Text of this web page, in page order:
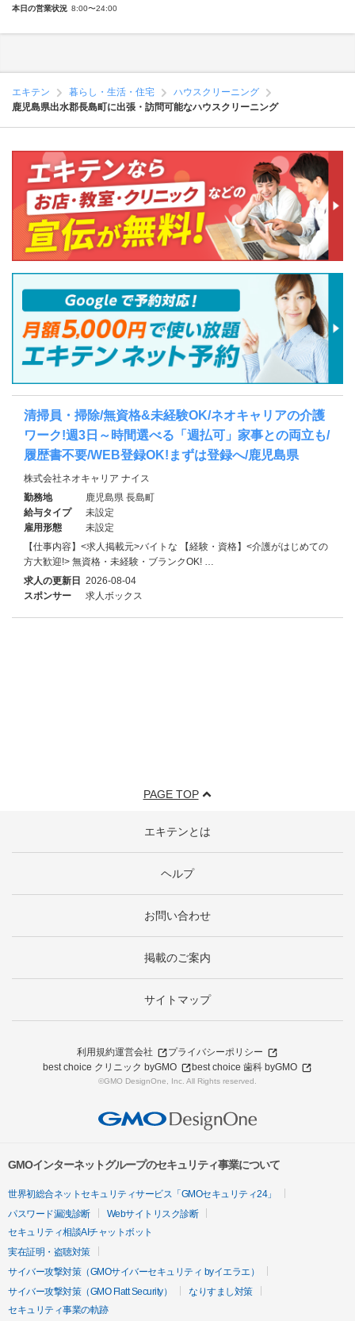
本日の営業状況 8:00〜24:00
エキテン 暮らし・生活・住宅
ハウスクリーニング
鹿児島県出水郡長島町に出張・訪問可能なハウスクリーニング
清掃員・掃除/無資格&未経験OK/ネオキャリアの介護
ワーク!週3日～時間選べる「週払可」家事との両立も/
履歴書不要/WEB登録OK!まずは登録へ/鹿児島県
株式会社ネオキャリア ナイス
勤務地
鹿児島県 長島町
給与タイプ
未設定
雇用形態
未設定
【仕事内容】<求人掲載元>バイトな 【経験・資格】<介護がはじめての
方大歓迎!> 無資格・未経験・ブランクOK! …
求人の更新日 2026-08-04
スポンサー
求人ボックス
PAGE TOP
エキテンとは
ヘルプ
お問い合わせ
掲載のご案内
サイトマップ
利用規約運営会社
プライバシーポリシー
best choice クリニック byGMO
best choice 歯科 byGMO
©GMO DesignOne, Inc. All Rights reserved.
GMOインターネットグループのセキュリティ事業について
世界初総合ネットセキュリティサービス「GMOセキュリティ24」
パスワード漏洩診断
Webサイトリスク診断
セキュリティ相談AIチャットボット
実在証明・盗聴対策
サイバー攻撃対策（GMOサイバーセキュリティ byイエラエ）
サイバー攻撃対策（GMO Flatt Security）
なりすまし対策
セキュリティ事業の軌跡